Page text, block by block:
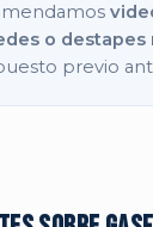
o destapes
previo